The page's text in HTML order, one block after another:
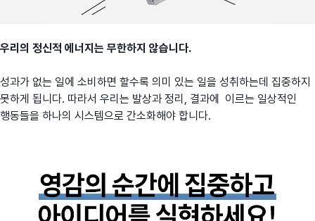
우리의 정신적 에너지는 무한하지 않습니다.
성과가 없는 일에 소비하면 할수록 의미 있는 일을 성취하는데 집중하지
못하게 됩니다. 따라서 우리는 발상과 정리, 결과에 이르는 일상적인
행동들을 하나의 시스템으로 간소화해야 합니다.